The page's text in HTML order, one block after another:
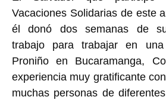
Vacaciones Solidarias de este
él donó dos semanas de
trabajo para trabajar en
Proniño en Bucaramanga,
experiencia muy gratificante
muchas personas de